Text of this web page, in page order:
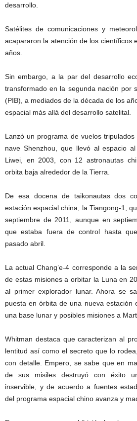
desarrollo.
Satélites de comunicaciones y
acapararon la atención de los científicos
años.
Sin embargo, a la par del desarrollo
transformado en la segunda nación por
(PIB), a mediados de la década de los
espacial más allá del desarrollo satelital.
Lanzó un programa de vuelos
nave Shenzhou, que llevó al espacio
Liwei, en 2003, con 12 astronautas
orbita baja alrededor de la Tierra.
De esa docena de taikonautas dos
estación espacial china, la Tiangong-1,
septiembre de 2011, aunque en
que estaba fuera de control hasta
pasado abril.
La actual Chang’e-4 corresponde a la
de estas misiones a orbitar la Luna en
al primer explorador lunar. Ahora se
puesta en órbita de una nueva estación
una base lunar y posibles misiones a
Whitman destaca que caracterizan al
lentitud así como el secreto que lo
con detalle. Empero, se sabe que en
de sus misiles destruyó con éxito
inservible, y de acuerdo a fuentes
del programa espacial chino avanza y